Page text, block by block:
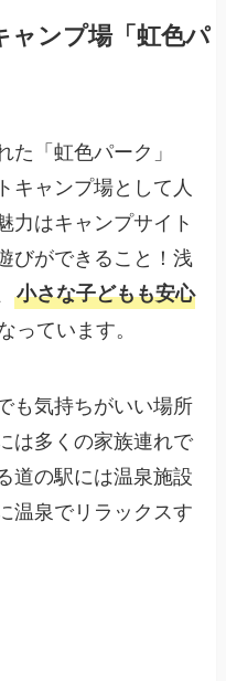
ャンプ場「虹色パ
「虹色パーク」
キャンプ場として人
力はキャンプサイト
びができること！浅
小さな子どもも安心
っています。
も気持ちがいい場所
は多くの家族連れで
道の駅には温泉施設
温泉でリラックスす